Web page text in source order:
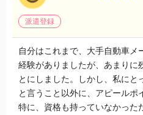
派遣登録
自分はこれまで、大手自動車メ
経験がありましたが、あまりに
とにしました。しかし、私にと
と言うこと以外に、アピールポ
特に、資格も持っていなかった